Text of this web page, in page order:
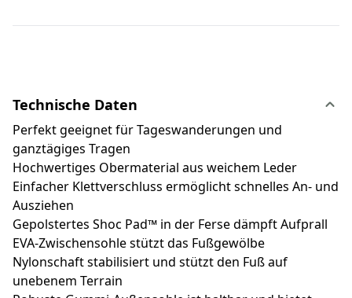
Technische Daten
Perfekt geeignet für Tageswanderungen und
ganztägiges Tragen
Hochwertiges Obermaterial aus weichem Leder
Einfacher Klettverschluss ermöglicht schnelles An- und
Ausziehen
Gepolstertes Shoc Pad™ in der Ferse dämpft Aufprall
EVA-Zwischensohle stützt das Fußgewölbe
Nylonschaft stabilisiert und stützt den Fuß auf
unebenem Terrain